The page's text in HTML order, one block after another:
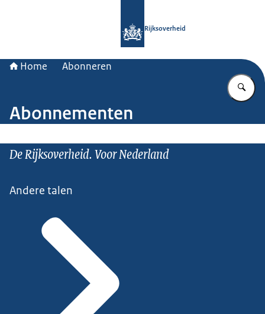
Rijksoverheid
Home Abonneren
Abonnementen
De Rijksoverheid. Voor Nederland
Andere talen